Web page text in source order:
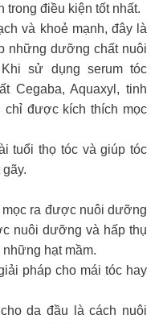
trong điều kiện tốt nhất.
và khoẻ mạnh, đây là
những dưỡng chất nuôi
sử dụng serum tóc
Cegaba, Aquaxyl, tinh
được kích thích mọc
tuổi thọ tóc và giúp tóc
ra được nuôi dưỡng
nuôi dưỡng và hấp thụ
hạt mầm.
pháp cho mái tóc hay
da đầu là cách nuôi